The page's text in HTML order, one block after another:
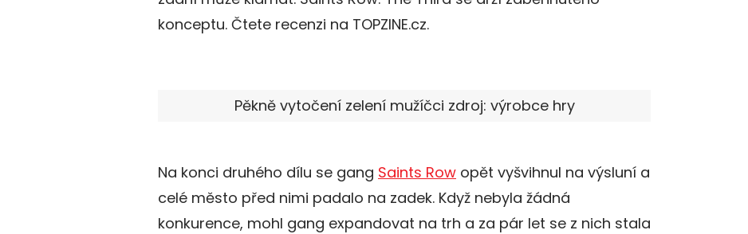
konceptu. Čtete recenzi na TOPZINE.cz.
Pěkně vytočení zelení mužíčci zdroj: výrobce hry
Na konci druhého dílu se gang Saints Row opět vyšvihnul na výsluní a
celé město před nimi padalo na zadek. Když nebyla žádná
konkurence, mohl gang expandovat na trh a za pár let se z nich stala